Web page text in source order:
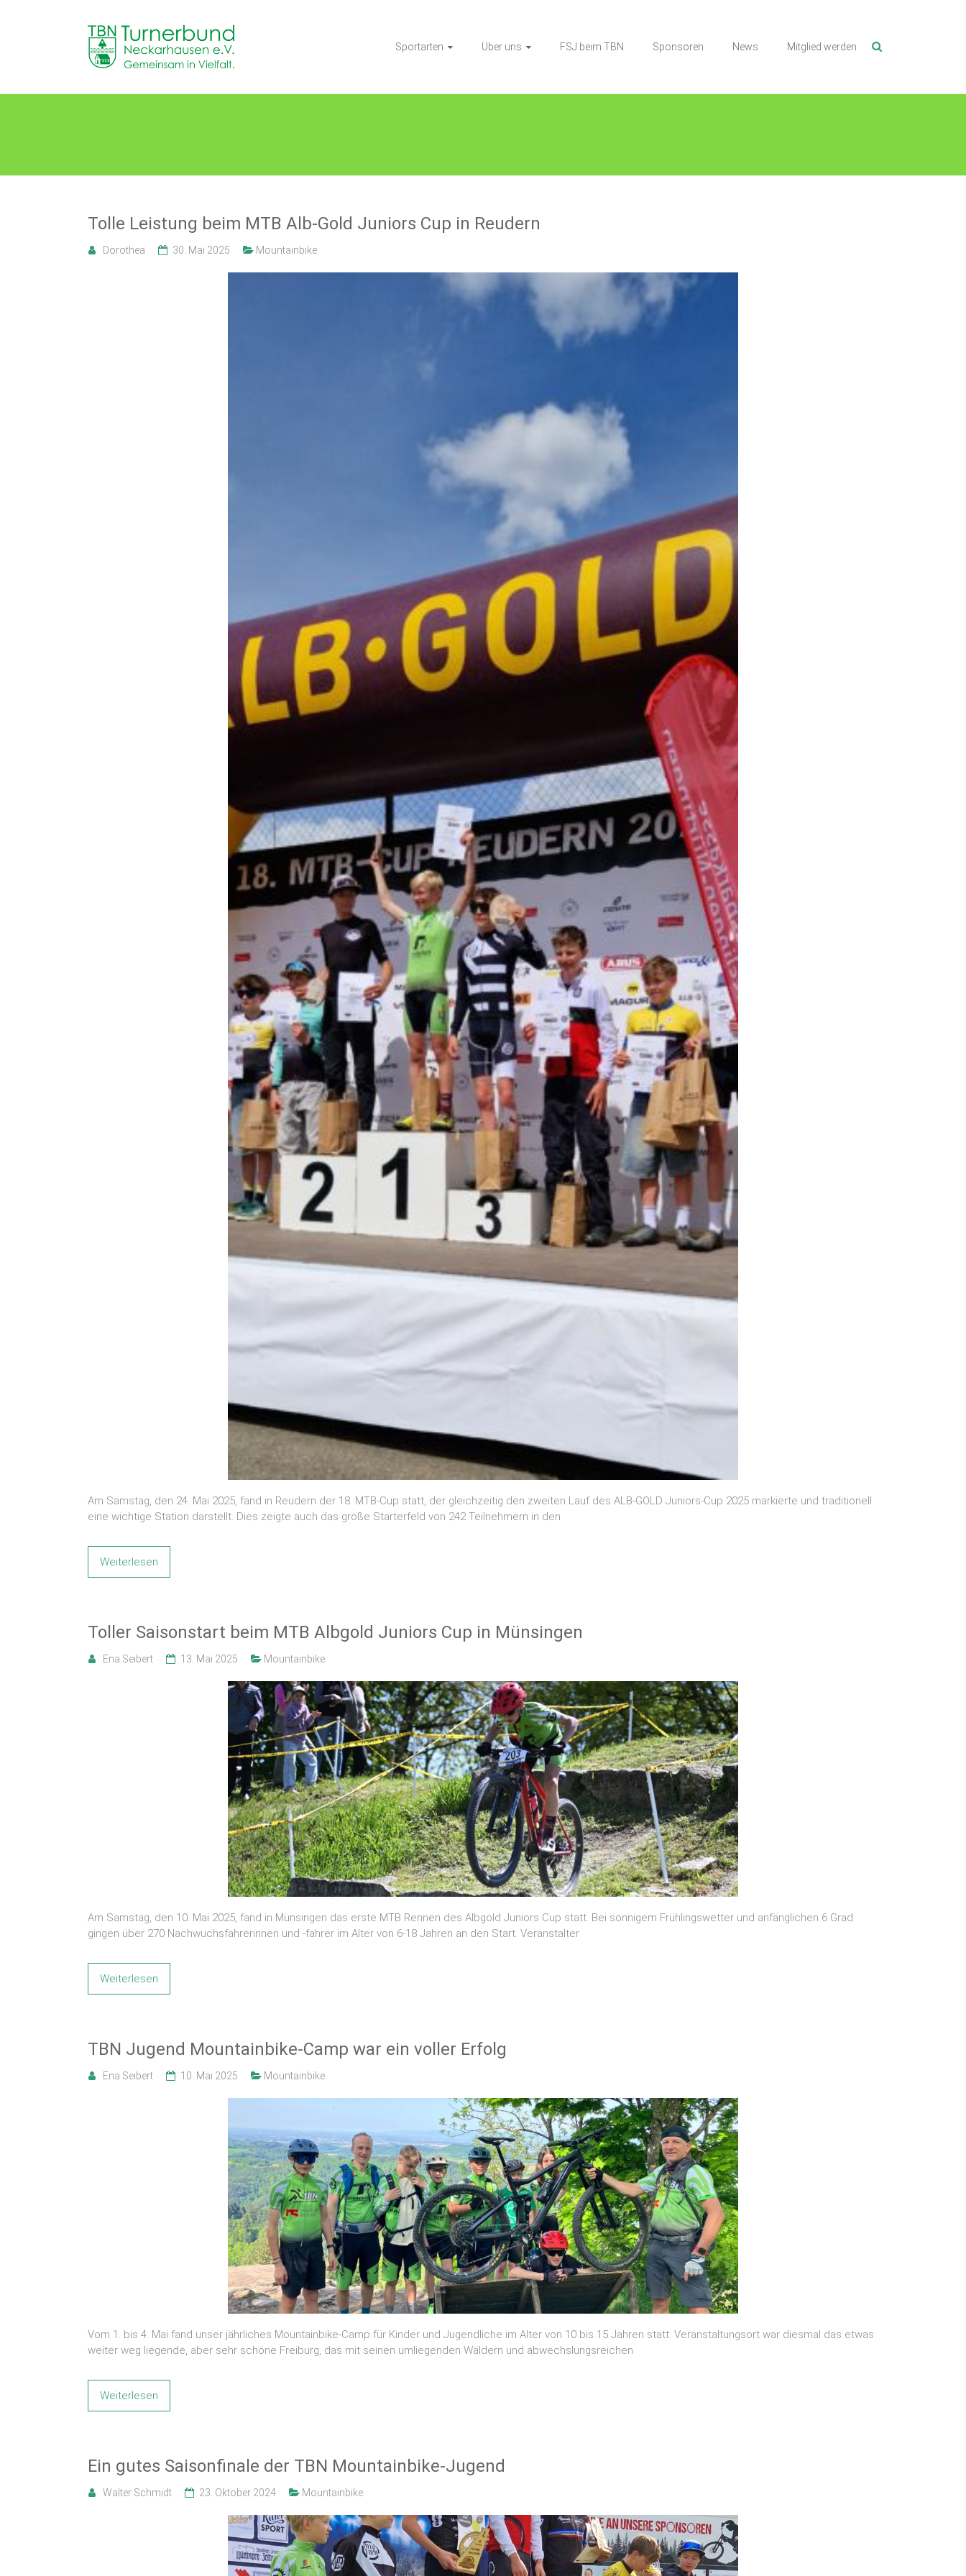
TB
Neckarhausen
in
Sportarten Über uns FSJ beim TBN Sponsoren News Mitglied werden
Tolle Leistung beim MTB Alb-Gold Juniors Cup in Reudern
Dorothea 30. Mai 2025 Mountainbike
Am Samstag, den 24. Mai 2025, fand in Reudern der 18. MTB-Cup statt, der gleichzeitig den zweiten Lauf des ALB-GOLD Juniors-Cup 2025 markierte und traditionell
eine wichtige Station darstellt. Dies zeigte auch das große Starterfeld von 242 Teilnehmern in den
Weiterlesen
Toller Saisonstart beim MTB Albgold Juniors Cup in Münsingen
Ena Seibert 13. Mai 2025 Mountainbike
Am Samstag, den 10. Mai 2025, fand in Münsingen das erste MTB Rennen des Albgold Juniors Cup statt. Bei sonnigem Frühlingswetter und anfänglichen 6 Grad
gingen über 270 Nachwuchsfahrerinnen und -fahrer im Alter von 6-18 Jahren an den Start. Veranstalter
Weiterlesen
TBN Jugend Mountainbike-Camp war ein voller Erfolg
Ena Seibert 10. Mai 2025 Mountainbike
Vom 1. bis 4. Mai fand unser jährliches Mountainbike-Camp für Kinder und Jugendliche im Alter von 10 bis 15 Jahren statt. Veranstaltungsort war diesmal das etwas
weiter weg liegende, aber sehr schöne Freiburg, das mit seinen umliegenden Wäldern und abwechslungsreichen
Weiterlesen
Ein gutes Saisonfinale der TBN Mountainbike-Jugend
Walter Schmidt 23. Oktober 2024 Mountainbike